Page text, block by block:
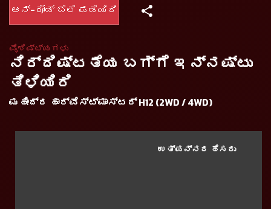
ಆನ್-ರೋಡ್ ಬೆಲೆ ಪಡೆಯಿರಿ
ವೈಶಿಷ್ಟ್ಯಗಳು
ನಿರ್ದಿಷ್ಟತೆಯ ಬಗ್ಗೆ ಇನ್ನಷ್ಟು
ತಿಳಿಯಿರಿ
ಮಹೀಂದ್ರ ಹಾರ್ವೆಸ್ಟ್ಮಾಸ್ಟರ್ H12 (2WD / 4WD)
ಉತ್ಪನ್ನದ ಹೆಸರು